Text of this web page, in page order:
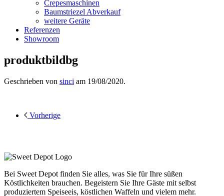
Crepesmaschinen
Baumstriezel Abverkauf
weitere Geräte
Referenzen
Showroom
produktbildbg
Geschrieben von sinci am 19/08/2020.
Vorherige
Bei Sweet Depot finden Sie alles, was Sie für Ihre süßen
Köstlichkeiten brauchen. Begeistern Sie Ihre Gäste mit selbst
produziertem Speiseeis, köstlichen Waffeln und vielem mehr.